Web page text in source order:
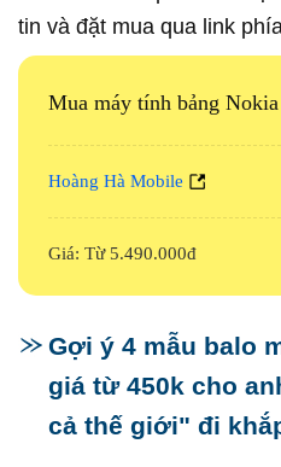
tin và đặt mua qua link
Mua máy tính bảng
Hoàng Hà Mobile
Giá: Từ 5.490.000đ
Gợi ý 4 mẫu balo
giá từ 450k cho
cả thế giới" đi